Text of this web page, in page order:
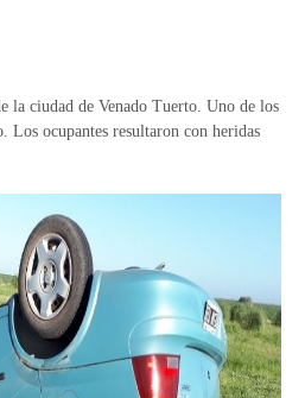
la ciudad de Venado Tuerto. Uno de los
ocupantes resultaron con heridas